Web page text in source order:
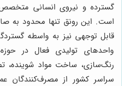
گسترده و نیروی انسانی متخصص،
است. این رونق تنها محدود به
قابل توجهی نیز به واسطه
واحدهای تولیدی فعال در
رنگ‌سازی، ساخت مواد شوینده،
سراسر کشور از مصرف‌کنندگان